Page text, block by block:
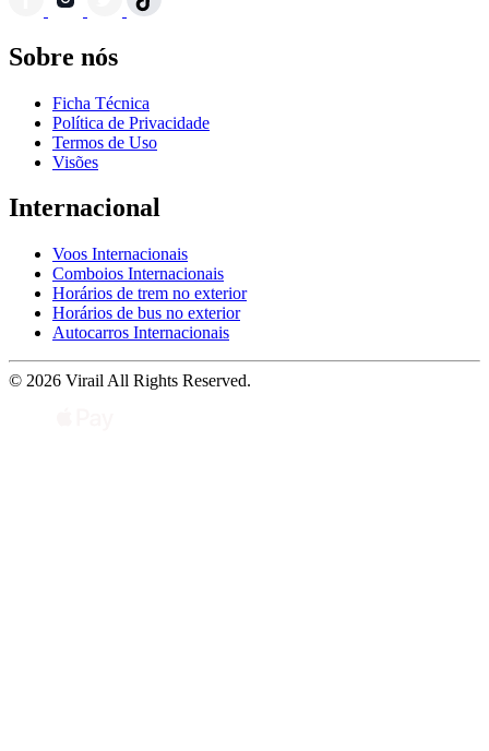
Sobre nós
Ficha Técnica
Política de Privacidade
Termos de Uso
Visões
Internacional
Voos Internacionais
Comboios Internacionais
Horários de trem no exterior
Horários de bus no exterior
Autocarros Internacionais
© 2026 Virail All Rights Reserved.